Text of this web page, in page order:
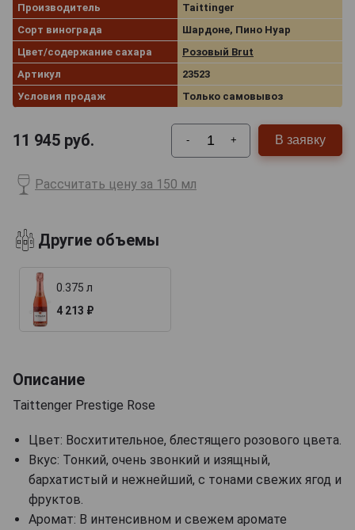
Производитель
Taittinger
Сорт винограда
Шардоне, Пино Нуар
Цвет/содержание сахара
Розовый Brut
Артикул
23523
Условия продаж
Только самовывоз
11 945 руб. - + В заявку
Рассчитать цену за 150 мл
Другие объемы
0.375 л
4 213 ₽
Описание
Taittenger Prestige Rose
Цвет: Восхитительное, блестящего розового цвета.
Вкус: Тонкий, очень звонкий и изящный,
бархатистый и нежнейший, с тонами свежих ягод и
фруктов.
Аромат: В интенсивном и свежем аромате